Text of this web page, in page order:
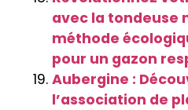
avec la tondeuse
méthode
pour un gazon
Aubergine :
l’association de